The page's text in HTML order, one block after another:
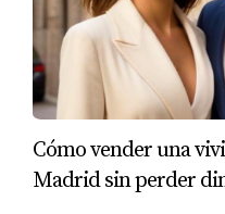
pasos mencionados
ayuda profesional, logró
alquilar su propiedad sin
Caso 2: María y la
María había vivido en su
sin saber que necesitaba
Cómo vender una
Madrid sin perder